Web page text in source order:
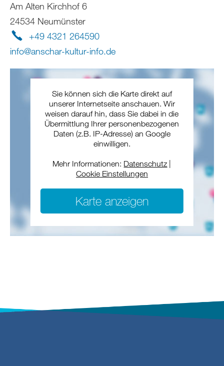
Am Alten Kirchhof 6
24534 Neumünster
+49 4321 264590
info@anschar-kultur-info.de
Sie können sich die Karte direkt auf
unserer Internetseite anschauen. Wir
weisen darauf hin, dass Sie dabei in die
Übermittlung Ihrer personenbezogenen
Daten (z.B. IP-Adresse) an Google
einwilligen.
Mehr Informationen: Datenschutz
Cookie Einstellungen
Karte anzeigen